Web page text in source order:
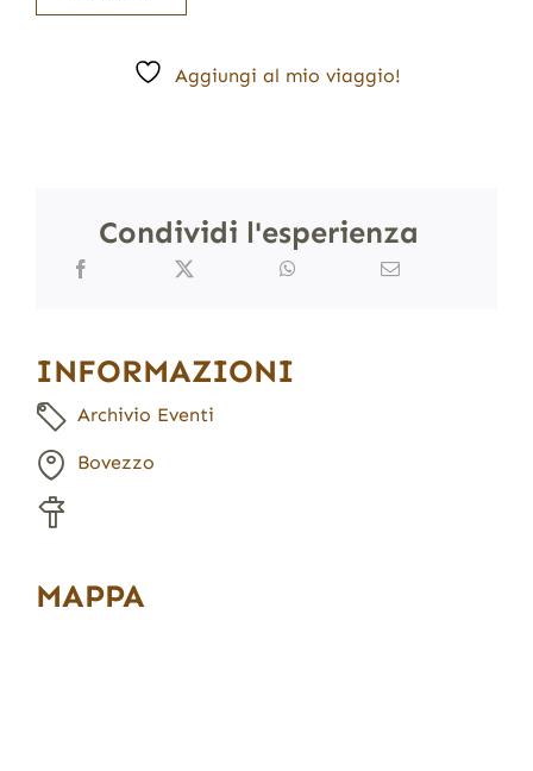
Aggiungi al mio viaggio!
Condividi l'esperienza
INFORMAZIONI
Archivio Eventi
Bovezzo
MAPPA